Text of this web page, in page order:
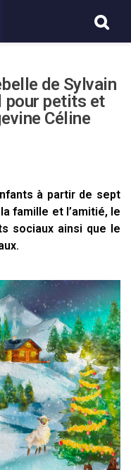
de Sylvain
pour petits et
Céline
à partir de sept
famille et l’amitié, le
sociaux ainsi que le